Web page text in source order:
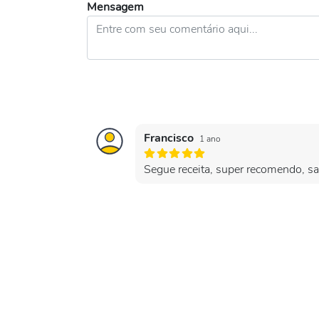
Mensagem
Francisco 1 ano
Segue receita, super recomendo,